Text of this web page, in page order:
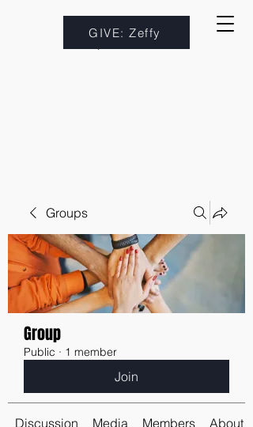
GIVE: Zeffy
Groups
Group
Public · 1 member
Join
Discussion Media Members About